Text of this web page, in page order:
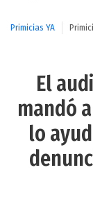
Primicias YA
El
mandó
lo